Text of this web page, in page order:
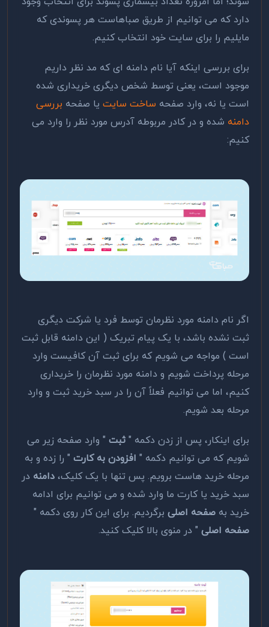
دارد که می توانیم از طریق صباهاست هر پسوندی که
مایلیم را برای سایت خود انتخاب کنیم.
برای بررسی اینکه آیا نام دامنه ای که مد نظر داریم
موجود است، یعنی توسط شخص دیگری خریداری شده
است یا نه، وارد صفحه ساخت سایت یا صفحه بررسی
دامنه شده و در کادر مربوطه آدرس مورد نظر را وارد می
کنیم:
اگر نام دامنه مورد نظرمان توسط فرد یا شرکت دیگری
ثبت نشده باشد، با یک پیام تبریک ( این دامنه قابل ثبت
است ) مواجه می شویم که برای ثبت آن کافیست وارد
مرحله پرداخت شویم و دامنه مورد نظرمان را خریداری
کنیم، اما می توانیم فعلاً آن را در سبد خرید ثبت و وارد
مرحله بعد شویم.
برای اینکار، پس از زدن دکمه " ثبت " وارد صفحه زیر می
شویم که می توانیم دکمه " افزودن به کارت " را زده و به
مرحله خرید هاست برویم. پس تنها با یک کلیک، دامنه در
سبد خرید یا کارت ما وارد شده و می توانیم برای ادامه
خرید به صفحه اصلی برگردیم. برای این کار روی دکمه "
صفحه اصلی " در منوی بالا کلیک کنید.